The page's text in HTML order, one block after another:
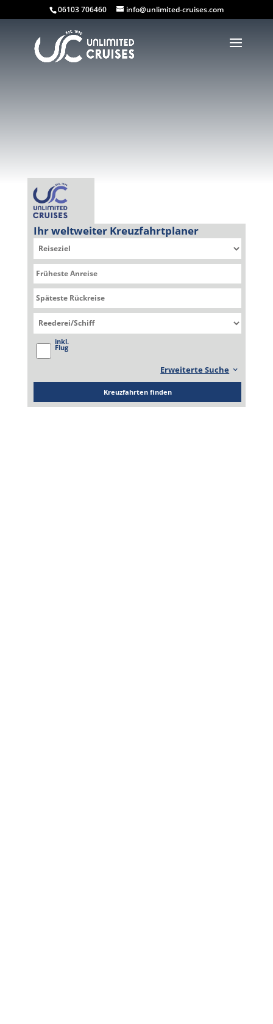
06103 706460 info@unlimited-cruises.com
Ihr weltweiter Kreuzfahrtplaner
inkl.
Flug
Erweiterte Suche
Kreuzfahrten finden
Sie befinden sich hier: Kreuzfahrtplaner » Mein
Schiff 1
Mein Schiff 1